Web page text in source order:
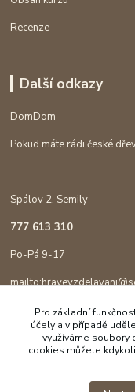
Recenze
Další odkazy
DomDom
Pokud máte rádi české
Spálov 2, Semily
777 613 310
Po-Pá 9-17
Pro základní
účely a v případě
využíváme soubory
cookies můžete